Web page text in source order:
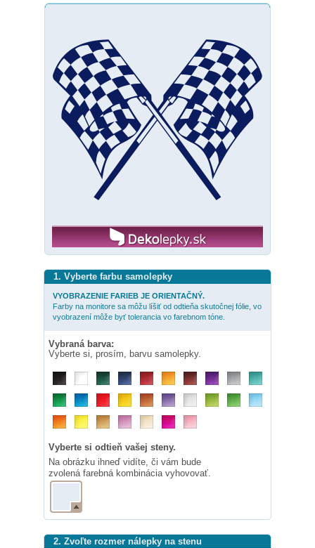
1. Vyberte farbu samolepky
VYOBRAZENIE FARIEB JE ORIENTAČNÝ.
Farby na monitore sa môžu líšiť od odtieňa skutočnej fólie, vo
vyobrazení môže byť tolerancia vo farebnom tóne.
Vybraná barva:
Vyberte si, prosím, barvu samolepky.
Vyberte si odtieň vašej steny.
Na obrázku ihneď vidíte, či vám bude
zvolená farebná kombinácia vyhovovať.
2. Zvoľte rozmer nálepky na stenu